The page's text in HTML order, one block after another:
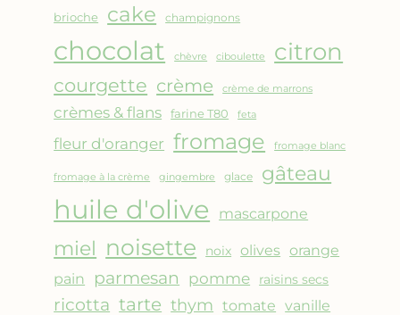
brioche cake champignons
chocolat chèvre ciboulette citron
courgette crème crème de marrons
crèmes & flans farine T80 feta
fleur d'oranger fromage fromage blanc
fromage à la crème gingembre glace gâteau
huile d'olive mascarpone
miel noisette noix olives orange
pain
parmesan pomme raisins secs
ricotta tarte thym tomate vanille